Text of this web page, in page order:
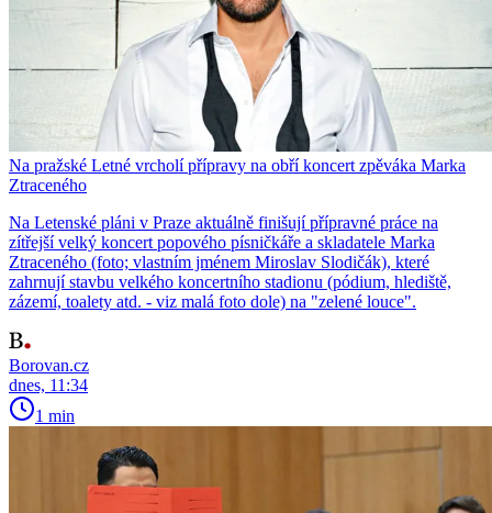
Na pražské Letné vrcholí přípravy na obří koncert zpěváka Marka
Ztraceného
Na Letenské pláni v Praze aktuálně finišují přípravné práce na
zítřejší velký koncert popového písničkáře a skladatele Marka
Ztraceného (foto; vlastním jménem Miroslav Slodičák), které
zahrnují stavbu velkého koncertního stadionu (pódium, hlediště,
zázemí, toalety atd. - viz malá foto dole) na "zelené louce".
Borovan.cz
dnes, 11:34
1 min